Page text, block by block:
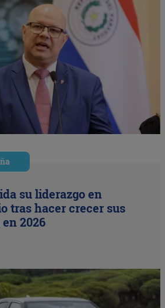
su liderazgo en
tras hacer crecer sus
2026